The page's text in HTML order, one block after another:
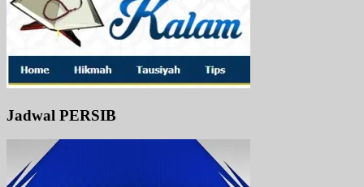
Jadwal PERSIB